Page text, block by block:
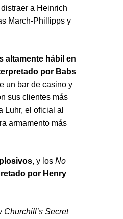
a Heinrich
March-Phillipps y
altamente hábil en
por Babs
un bar de casino y
sus clientes más
Luhr, el oficial al
armamento más
, y los No
por Henry
Churchill’s Secret